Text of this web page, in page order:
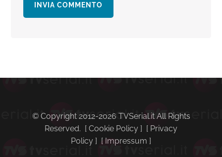
primaria
© Copyright 2012-2026 TVSerial.it All Rights
Reserved. [ Cookie Policy ] [ Privacy
Policy ] [ Impressum ]